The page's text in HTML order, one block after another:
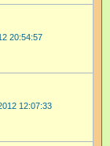
20:54:57
12:07:33